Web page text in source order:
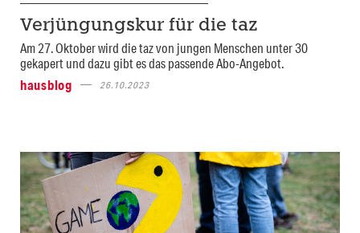
Verjüngungskur für die taz
Am 27. Oktober wird die taz von jungen Menschen unter 30
gekapert und dazu gibt es das passende Abo-Angebot.
hausblog
26.10.2023